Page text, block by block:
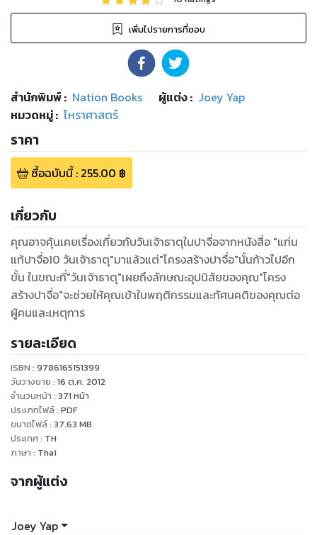
เพิ่มไปรายการที่ชอบ
สำนักพิมพ์: Nation Books ผู้แต่ง : Joey Yap
หมวดหมู่: โหราศาสตร์
ราคา
ซื้อฉบับนี้: 255.00 ฿
เกี่ยวกับ
คุณอาจคุ้นเคยเรื่องเกี่ยวกับวันเจ้าธาตุในปาจื่อจากหนังสื่อ "แก่น
แท้ปาจื่อ10 วันเจ้าธาตุ"มาแล้วแต่"โครงสร้างปาจื่อ"นั้นก้าวไปอีก
ขั้น ในขณะที่"วันเจ้าธาตุ"เผยถึงลักษณะอุปนิสัยของคุณ"โครง
สร้างปาจื่อ"จะช่วยให้คุณเข้าในพฤติกรรมและทัศนคติของคุณต่อ
ผู้คนและเหตุการ
รายละเอียด
ISBN : 9786165151399
วันวางขาย : 16 ต.ค. 2012
จำนวนหน้า : 371 หน้า
ประเภทไฟล์: PDF
ขนาดไฟล์: 37.63 MB
ประเทศ: TH
ภาษา : Thai
จากผู้แต่ง
Joey Yap